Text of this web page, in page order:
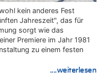
kein anderes Fest
Jahreszeit", das für
sorgt wie das
Premiere im Jahr 1981
zu einem festen
....weiterlesen